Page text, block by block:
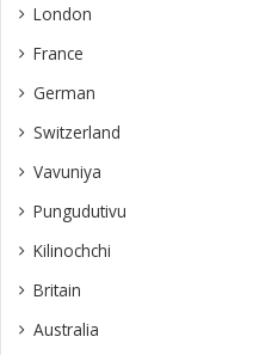
London
France
German
Switzerland
Vavuniya
Pungudutivu
Kilinochchi
Britain
Australia